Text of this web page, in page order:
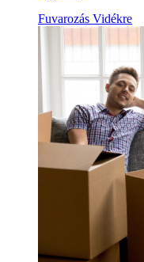
Fuvarozás Vidékre